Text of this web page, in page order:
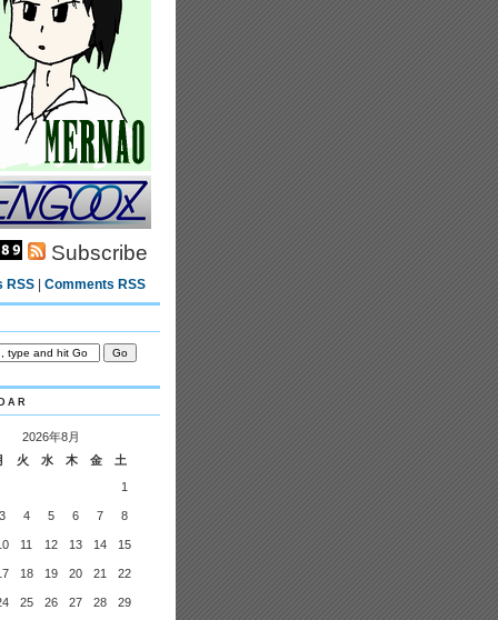
Subscribe
RSS| Comments RSS
2026年8月
火 水 木 金
土
1
4 5 6 7 8
11 12 13 14 15
18 19 20 21 22
25 26 27 28 29